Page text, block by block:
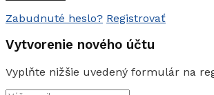
Zabudnuté heslo? Registrovať
Vytvorenie nového účtu
Vyplňte nižšie uvedený formulár na